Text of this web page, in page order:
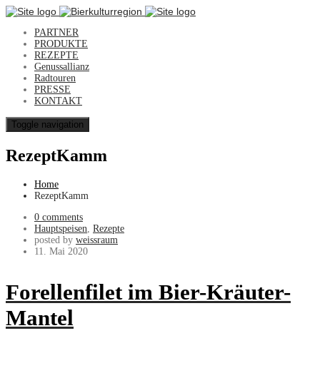
PARTNER
PRODUKTE
REZEPTE
Genussallianz
Radtouren
PRESSE
KONTAKT
Toggle navigation
RezeptKamm
Home
RezeptKamm
0 comments
Hauptspeisen, Rezepte
posted by weissraum
11. Mai 2020
Forellenfilet im Bier-Kräuter-
Mantel